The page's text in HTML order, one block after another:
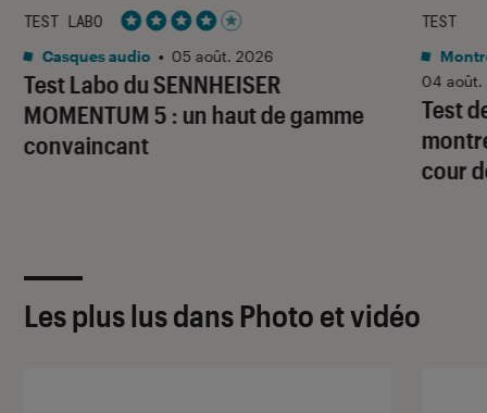
Test Labo du SENNHEISER
MOMENTUM 5 : un haut de gamme
convaincant
TEST LABO
Noté 4 étoiles sur 5
Casques audio • 05 août. 2026
Test
cour
TEST
04 août.
Les plus lus dans Photo et vidéo